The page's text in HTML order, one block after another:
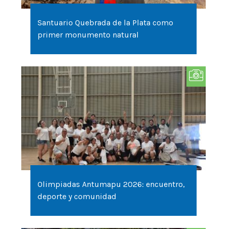
Santuario Quebrada de la Plata como
primer monumento natural
Olimpiadas Antumapu 2026: encuentro,
deporte y comunidad